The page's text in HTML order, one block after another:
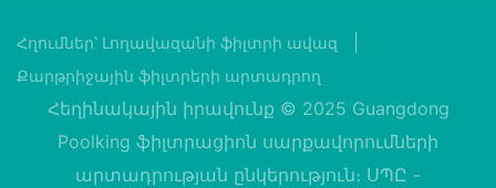
Հղումներ՝ Լողավազանի ֆիլտրի ավազ
Քարթրիջային ֆիլտրերի արտադրող
Հեղինակային իրավունք © 2025 Guangdong
Poolking ֆիլտրացիոն սարքավորումների
արտադրության ընկերություն։ ՍՊԸ -